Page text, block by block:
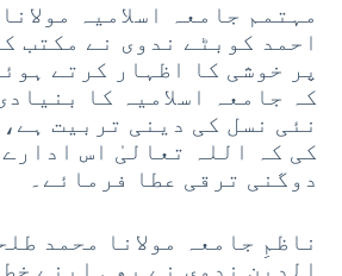
مہتمم جامعہ اسلامیہ
احمد کوبٹے ندوی نے مکتب
پر خوشی کا اظہار کرتے
کہ جامعہ اسلامیہ کا
نئی نسل کی دینی تربیت
کی کہ اللہ تعالیٰ اس
دوگنی ترقی عطا فرمائے۔
ناظمِ جامعہ مولانا محمد
الدین ندوی نے بھی اپنے